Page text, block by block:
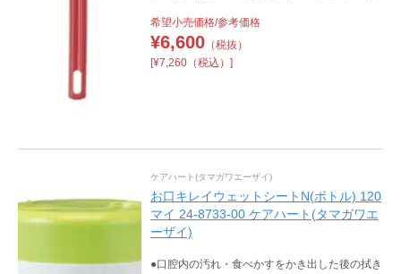
希望小売価格/参考価格
¥6,600（税抜）
[¥7,260（税込）]
ケアハート(タマガワエーザイ)
お口キレイウェットシートN(ボトル) 120
マイ 24-8733-00 ケアハート(タマガワエ
ーザイ)
●口腔内の汚れ・食べかすをかき出した後の拭き